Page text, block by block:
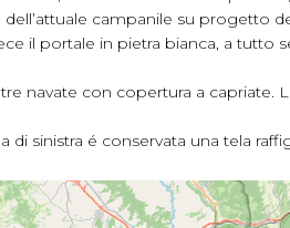
campanile su progetto
il portale in pietra bianca, a tutto
tre navate con copertura a
di sinistra é conservata una tela